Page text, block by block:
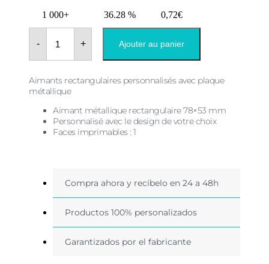
1 000+ 36.28 % 0,72€
-
quantité
Aimant
vertical
pour
assiette
mariage
+ Ajouter au panier
Aimants rectangulaires personnalisés avec plaque
métallique
Aimant métallique rectangulaire 78×53 mm
Personnalisé avec le design de votre choix
Faces imprimables : 1
Compra ahora y recíbelo en 24 a 48h
Productos 100% personalizados
Garantizados por el fabricante